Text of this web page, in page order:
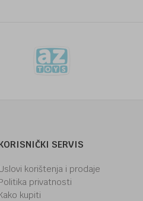
SERVIS
korištenja i prodaje
privatnosti
kupiti